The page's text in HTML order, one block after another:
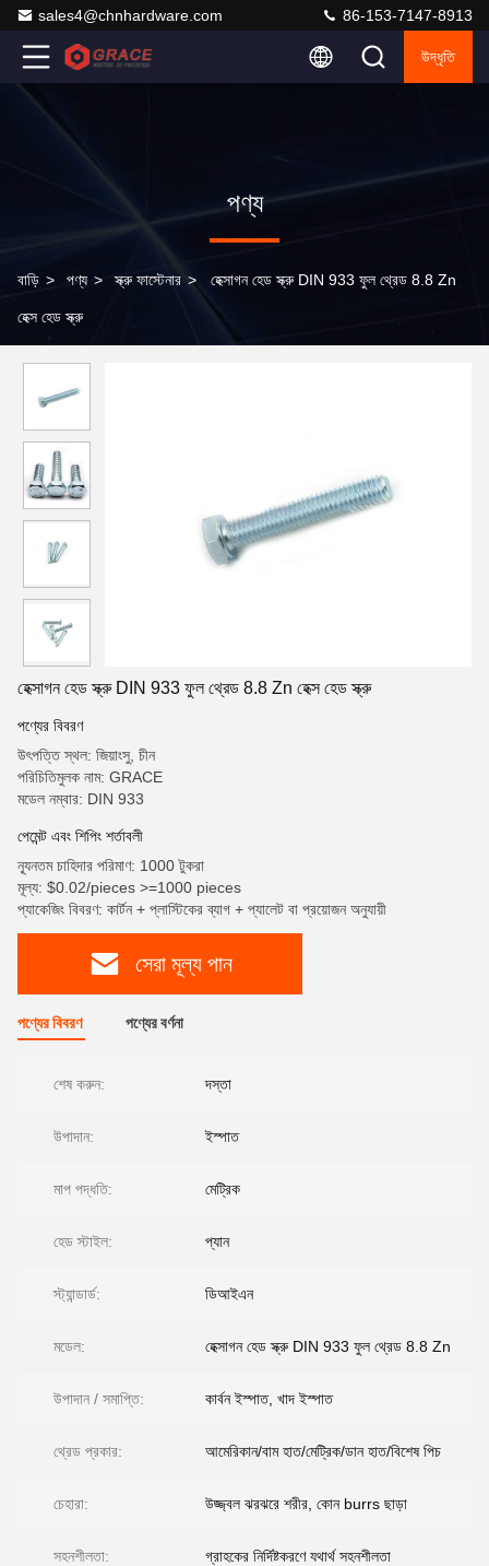
sales4@chnhardware.com 86-153-7147-8913
উদ্ধৃতি
পণ্য
বাড়ি > পণ্য > স্ক্রু ফাস্টেনার > হেক্সাগন হেড স্ক্রু DIN 933 ফুল থ্রেড 8.8 Zn
হেক্স হেড স্ক্রু
হেক্সাগন হেড স্ক্রু DIN 933 ফুল থ্রেড 8.8 Zn হেক্স হেড স্ক্রু
পণ্যের বিবরণ
উৎপত্তি স্থল: জিয়াংসু, চীন
পরিচিতিমুলক নাম: GRACE
মডেল নম্বার: DIN 933
পেমেন্ট এবং শিপিং শর্তাবলী
ন্যূনতম চাহিদার পরিমাণ: 1000 টুকরা
মূল্য: $0.02/pieces >=1000 pieces
প্যাকেজিং বিবরণ: কার্টন + প্লাস্টিকের ব্যাগ + প্যালেট বা প্রয়োজন অনুযায়ী
সেরা মূল্য পান
পণ্যের বিবরণ পণ্যের বর্ণনা
শেষ করুন: দস্তা
উপাদান: ইস্পাত
মাপ পদ্ধতি: মেট্রিক
হেড স্টাইল: প্যান
স্ট্যান্ডার্ড: ডিআইএন
মডেল: হেক্সাগন হেড স্ক্রু DIN 933 ফুল থ্রেড 8.8 Zn
উপাদান / সমাপ্তি: কার্বন ইস্পাত, খাদ ইস্পাত
থ্রেড প্রকার: আমেরিকান/বাম হাত/মেট্রিক/ডান হাত/বিশেষ পিচ
চেহারা: উজ্জ্বল ঝরঝরে শরীর, কোন burrs ছাড়া
সহনশীলতা: গ্রাহকের নির্দিষ্টকরণে যথার্থ সহনশীলতা